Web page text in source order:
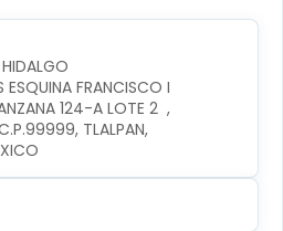
ESQUINA FRANCISCO I
124-A LOTE 2  ,
TLALPAN,